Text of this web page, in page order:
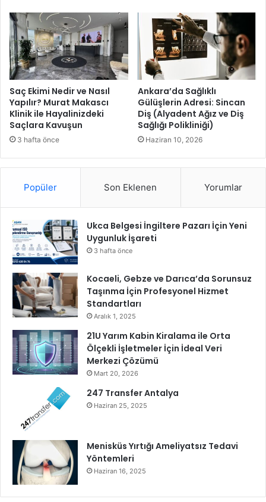
ı
ı
y
o
r
l
k
M
e
r
k
e
z
i
a
Saç Ekimi Nedir ve Nasıl
Yapılır? Murat Makascı
Klinik ile Hayalinizdeki
Saçlara Kavuşun
3 hafta önce
Ankara’da Sağlıklı
Gülüşlerin Adresi: Sincan
Diş (Alyadent Ağız ve Diş
Sağlığı Polikliniği)
Haziran 10, 2026
Popüler Son Eklenen Yorumlar
Ukca Belgesi İngiltere Pazarı İçin Yeni
Uygunluk İşareti
3 hafta önce
Kocaeli, Gebze ve Darıca’da Sorunsuz
Taşınma İçin Profesyonel Hizmet
Standartları
Aralık 1, 2025
21U Yarım Kabin Kiralama ile Orta
Ölçekli İşletmeler İçin İdeal Veri
Merkezi Çözümü
Mart 20, 2026
247 Transfer Antalya
Haziran 25, 2025
Menisküs Yırtığı Ameliyatsız Tedavi
Yöntemleri
Haziran 16, 2025